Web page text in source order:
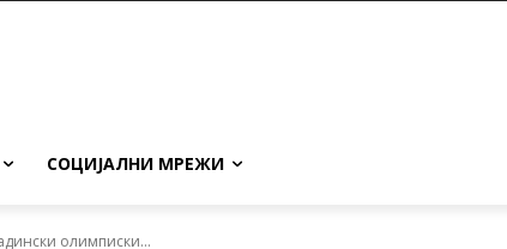
СОЦИЈАЛНИ МРЕЖИ
олимписки...